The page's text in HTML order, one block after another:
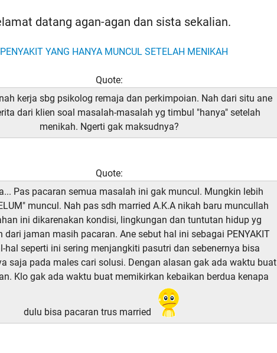
datang agan-agan dan sista sekalian.
Quote:
kerja sbg psikolog remaja dan perkimpoian. Nah dari situ ane
dari klien soal masalah-masalah yg timbul "hanya" setelah
menikah. Ngerti gak maksudnya?
Quote:
Pas pacaran semua masalah ini gak muncul. Mungkin lebih
muncul. Nah pas sdh married A.K.A nikah baru muncullah
ini dikarenakan kondisi, lingkungan dan tuntutan hidup yg
dari jaman masih pacaran. Ane sebut hal ini sebagai PENYAKIT
hal seperti ini sering menjangkiti pasutri dan sebenernya bisa
saja pada males cari solusi. Dengan alasan gak ada waktu buat
Klo gak ada waktu buat memikirkan kebaikan berdua kenapa
dulu bisa pacaran trus married